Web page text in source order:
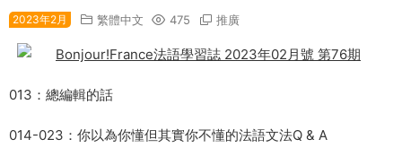
2023年2月 繁體中文 475 推廣
013：總編輯的話
014-023：你以為你懂但其實你不懂的法語文法Q & A